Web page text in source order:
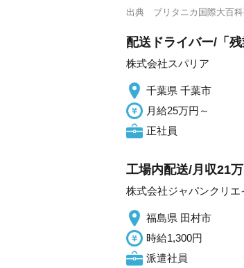
出典 ブリタニカ国際大百
配送ドライバー/「
株式会社スパリア
千葉県 千葉市
月給25万円～
正社員
工場内配送/月収21
株式会社ジャパンクリ
福島県 田村市
時給1,300円
派遣社員